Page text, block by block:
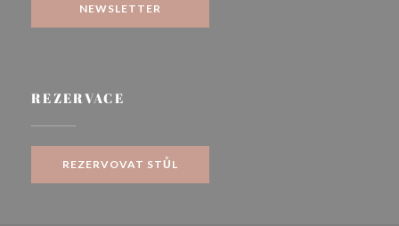
NEWSLETTER
REZERVACE
REZERVOVAT STŮL